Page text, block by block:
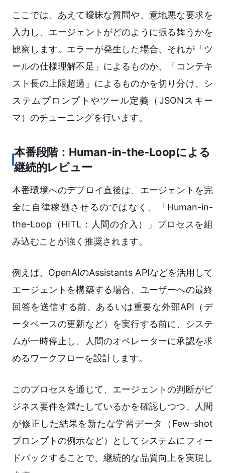
ここでは、あえて曖昧な質問や、意地悪な要求を
入力し、エージェントがどのように振る舞うかを
観察します。エラーが発生した場合、それが「ツ
ールの仕様理解不足」によるものか、「コンテキ
スト長の上限超過」によるものかを切り分け、シ
ステムプロンプトやツール定義（JSONスキー
マ）のチューニングを行います。
本番段階：Human-in-the-Loopによる
継続的レビュー
本番環境へのデプロイ直後は、エージェントを完
全に自律稼働させるのではなく、「Human-in-
the-Loop（HITL：人間の介入）」プロセスを組
み込むことが強く推奨されます。
例えば、OpenAIのAssistants APIなどを活用して
エージェントを構築する場合、ユーザーへの最終
回答を送信する前、あるいは重要な外部API（デ
ータベースの更新など）を実行する前に、システ
ムが一時停止し、人間のオペレーターに承認を求
めるワークフローを設計します。
このプロセスを通じて、エージェントの判断がビ
ジネス要件を満たしているかを確認しつつ、人間
が修正した結果を新たな学習データ（Few-shot
プロンプトの例示など）としてシステムにフィー
ドバックすることで、継続的な品質向上を実現し